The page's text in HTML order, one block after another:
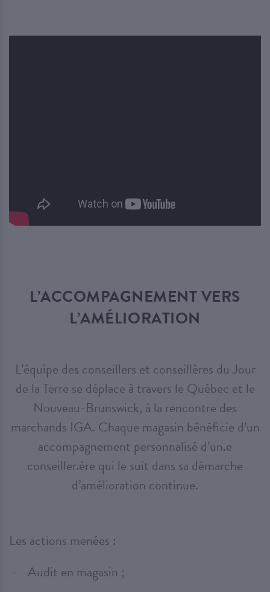
L’ACCOMPAGNEMENT VERS
L’AMÉLIORATION
L’équipe des conseillers et conseillères du Jour
de la Terre se déplace à travers le Québec et le
Nouveau-Brunswick, à la rencontre des
marchands IGA. Chaque magasin bénéficie d’un
accompagnement personnalisé d’un.e
conseiller.ère qui le suit dans sa démarche
d’amélioration continue.
Les actions menées :
Audit en magasin ;